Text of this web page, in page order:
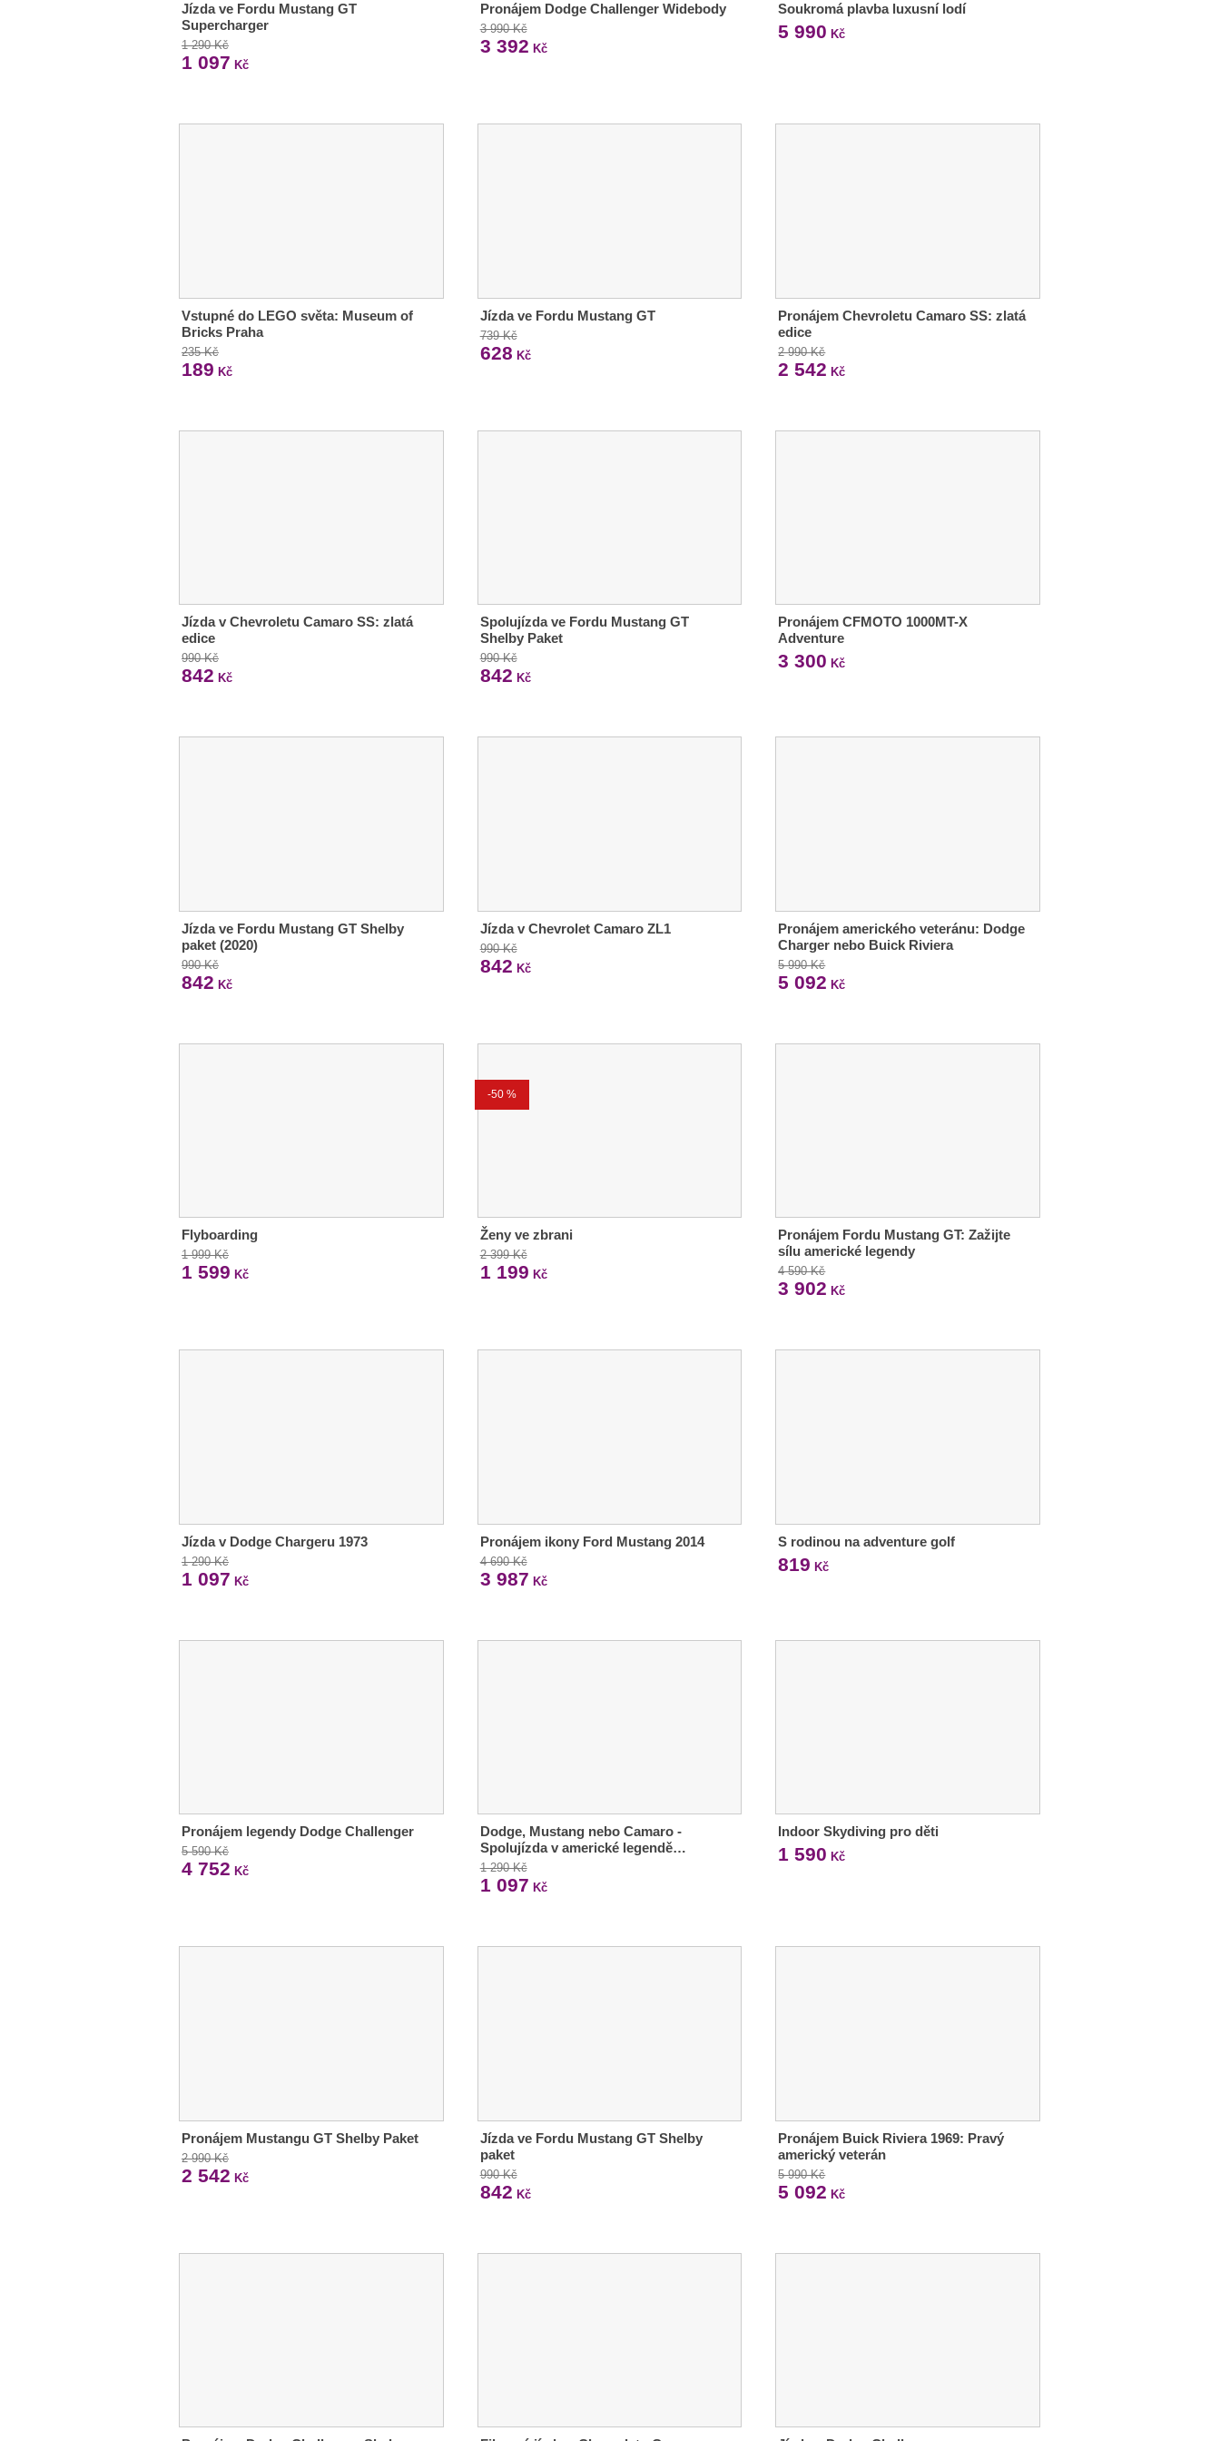
Jízda ve Fordu Mustang GT
Supercharger
1 290 Kč
1 097 Kč
Pronájem Dodge Challenger Widebody
3 990 Kč
3 392 Kč
Soukromá plavba luxusní lodí
5 990 Kč
Vstupné do LEGO světa: Museum of
Bricks Praha
235 Kč
189 Kč
Jízda ve Fordu Mustang GT
739 Kč
628 Kč
Pronájem Chevroletu Camaro SS: zlatá
edice
2 990 Kč
2 542 Kč
Jízda v Chevroletu Camaro SS: zlatá
edice
990 Kč
842 Kč
Spolujízda ve Fordu Mustang GT
Shelby Paket
990 Kč
842 Kč
Pronájem CFMOTO 1000MT-X
Adventure
3 300 Kč
Jízda ve Fordu Mustang GT Shelby
paket (2020)
990 Kč
842 Kč
Jízda v Chevrolet Camaro ZL1
990 Kč
842 Kč
Pronájem amerického veteránu: Dodge
Charger nebo Buick Riviera
5 990 Kč
5 092 Kč
Flyboarding
1 999 Kč
1 599 Kč
-50 %
Ženy ve zbrani
2 399 Kč
1 199 Kč
Pronájem Fordu Mustang GT: Zažijte
sílu americké legendy
4 590 Kč
3 902 Kč
Jízda v Dodge Chargeru 1973
1 290 Kč
1 097 Kč
Pronájem ikony Ford Mustang 2014
4 690 Kč
3 987 Kč
S rodinou na adventure golf
819 Kč
Pronájem legendy Dodge Challenger
5 590 Kč
4 752 Kč
Dodge, Mustang nebo Camaro -
Spolujízda v americké legendě…
1 290 Kč
1 097 Kč
Indoor Skydiving pro děti
1 590 Kč
Pronájem Mustangu GT Shelby Paket
2 990 Kč
2 542 Kč
Jízda ve Fordu Mustang GT Shelby
paket
990 Kč
842 Kč
Pronájem Buick Riviera 1969: Pravý
americký veterán
5 990 Kč
5 092 Kč